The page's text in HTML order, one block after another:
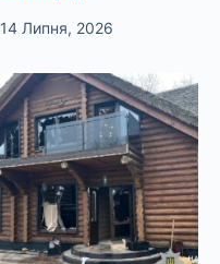
14 Липня, 2026